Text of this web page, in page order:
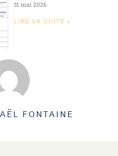
FONTAINE
31 mai 2026
LIRE LA SUITE »